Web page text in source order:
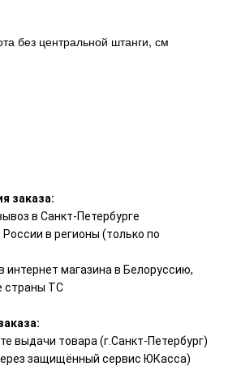
без центральной штанги, см
заказа:
в Санкт-Петербурге
в регионы (только по
интернет магазина в Белоруссию,
страны ТС
выдачи товара (г.Санкт-Петербург)
защищённый сервис ЮКасса)